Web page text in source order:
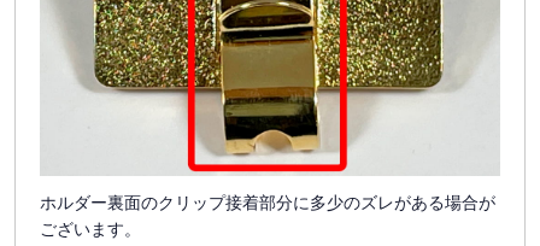
ホルダー裏面のクリップ接着部分に多少のズレがある場合が
ございます。